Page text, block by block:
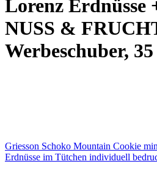
Lorenz Erdnüsse
NUSS &
Werbeschuber,
Griesson Schoko Mountain Cookie
Erdnüsse im Tütchen individuell